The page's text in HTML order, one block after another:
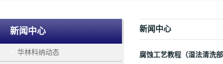
新闻中心
华林科纳动态
新闻中心
腐蚀工艺教程（湿法清洗